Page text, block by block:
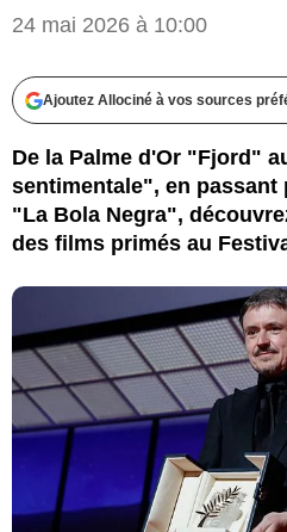
24 mai 2026 à 10:00
Ajoutez Allociné à vos sources
De la Palme d'Or "Fjord"
sentimentale", en
"La Bola Negra",
des films primés au